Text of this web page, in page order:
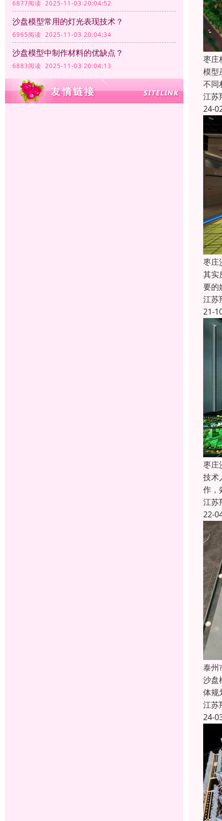
6877阅读 2025-11-03 20:04:52
沙盘模型常用的灯光表现技术？
6965阅读 2025-11-03 20:04:34
沙盘模型中制作材料的优缺点？
6883阅读 2025-11-03 20:04:13
枣庄
模型
不同
江苏
24-
枣庄
其实
要的
江苏
21-
枣庄
技术
作，
江苏
22-
泰州
沙盘
体规
江苏
24-